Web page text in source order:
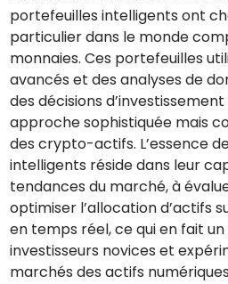
portefeuilles intelligents ont
particulier dans le monde
monnaies. Ces portefeuilles
avancés et des analyses de
des décisions
approche sophistiquée mais
des crypto-actifs. L’essence
intelligents réside dans leur
tendances du marché, à
optimiser l’allocation d’actifs
en temps réel, ce qui en fait
investisseurs novices et
marchés des actifs numériques